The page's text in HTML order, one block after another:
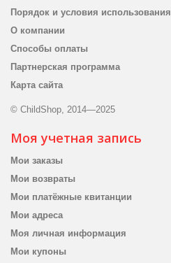
Порядок и условия использования
О компании
Способы оплаты
Партнерская программа
Карта сайта
© ChildShop, 2014—2025
Моя учетная запись
Мои заказы
Мои возвраты
Мои платёжные квитанции
Мои адреса
Моя личная информация
Мои купоны